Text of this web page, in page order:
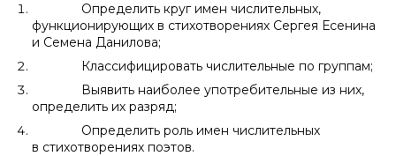
Определить круг имен числительных,
функционирующих в стихотворениях Сергея Есенина
и Семена Данилова;
Классифицировать числительные по группам;
Выявить наиболее употребительные из них,
определить их разряд;
Определить роль имен числительных
в стихотворениях поэтов.